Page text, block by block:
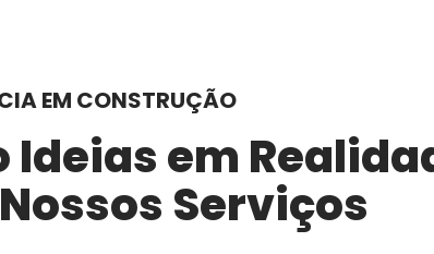
EM CONSTRUÇÃO
em
Serviços